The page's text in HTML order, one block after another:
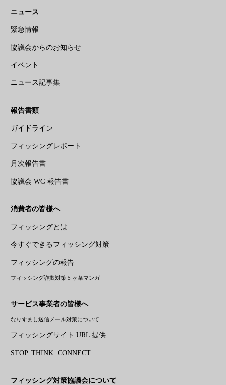
ニュース
緊急情報
協議会からのお知らせ
イベント
ニュース記事集
報告書類
ガイドライン
フィッシングレポート
月次報告書
協議会 WG 報告書
消費者の皆様へ
フィッシングとは
今すぐできるフィッシング対策
フィッシングの報告
フィッシング詐欺対策 5 ヶ条マンガ
サービス事業者の皆様へ
なりすまし送信メール対策について
フィッシングサイト URL 提供
STOP. THINK. CONNECT.
フィッシング対策協議会について